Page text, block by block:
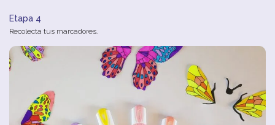
Etapa 4
Recolecta tus marcadores.